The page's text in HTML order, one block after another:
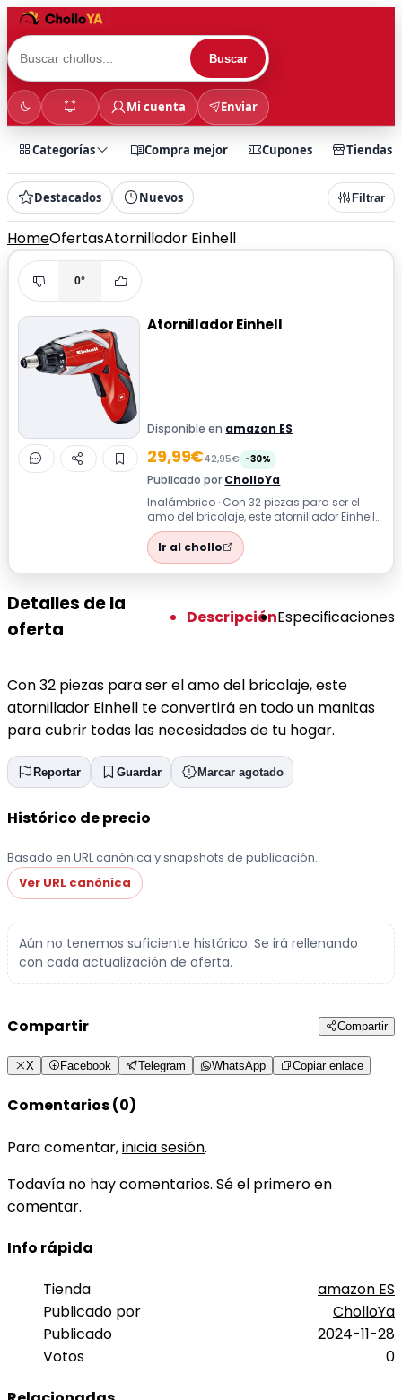
Buscar
Mi cuenta Enviar
Categorías Compra mejor Cupones Tiendas
Destacados Nuevos Filtrar
HomeOfertasAtornillador Einhell
0°
Atornillador Einhell
Disponible en amazon ES
29,99€42,95€ -30%
Publicado por CholloYa
Inalámbrico · Con 32 piezas para ser el
amo del bricolaje, este atornillador Einhell
te convertirá en todo un manitas...
Ir al chollo
Detalles de la
oferta
DescripciónEspecificaciones
Con 32 piezas para ser el amo del bricolaje, este
atornillador Einhell te convertirá en todo un manitas
para cubrir todas las necesidades de tu hogar.
Reportar Guardar Marcar agotado
Histórico de precio
Basado en URL canónica y snapshots de publicación.
Ver URL canónica
Aún no tenemos suficiente histórico. Se irá rellenando
con cada actualización de oferta.
Compartir Compartir
X Facebook Telegram WhatsApp Copiar enlace
Comentarios (0)
Para comentar,inicia sesión.
Todavía no hay comentarios. Sé el primero en
comentar.
Info rápida
Tienda
amazon ES
Publicado por
CholloYa
Publicado
2024-11-28
Votos
0